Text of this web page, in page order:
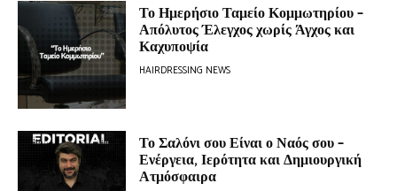
Το Ημερήσιο Ταμείο Κομμωτηρίου –
Απόλυτος Έλεγχος χωρίς Άγχος και
Καχυποψία
HAIRDRESSING NEWS
Το Σαλόνι σου Είναι ο Ναός σου –
Ενέργεια, Ιερότητα και Δημιουργική
Ατμόσφαιρα